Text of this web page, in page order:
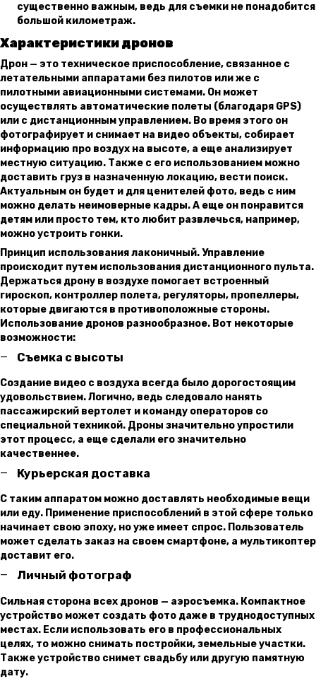
существенно важным, ведь для съемки не понадобится
большой километраж.
Характеристики дронов
Дрон — это техническое приспособление, связанное с
летательными аппаратами без пилотов или же с
пилотными авиационными системами. Он может
осуществлять автоматические полеты (благодаря GPS)
или с дистанционным управлением. Во время этого он
фотографирует и снимает на видео объекты, собирает
информацию про воздух на высоте, а еще анализирует
местную ситуацию. Также с его использованием можно
доставить груз в назначенную локацию, вести поиск.
Актуальным он будет и для ценителей фото, ведь с ним
можно делать неимоверные кадры. А еще он понравится
детям или просто тем, кто любит развлечься, например,
можно устроить гонки.
Принцип использования лаконичный. Управление
происходит путем использования дистанционного пульта.
Держаться дрону в воздухе помогает встроенный
гироскоп, контроллер полета, регуляторы, пропеллеры,
которые двигаются в противоположные стороны.
Использование дронов разнообразное. Вот некоторые
возможности:
Съемка с высоты
Создание видео с воздуха всегда было дорогостоящим
удовольствием. Логично, ведь следовало нанять
пассажирский вертолет и команду операторов со
специальной техникой. Дроны значительно упростили
этот процесс, а еще сделали его значительно
качественнее.
Курьерская доставка
С таким аппаратом можно доставлять необходимые вещи
или еду. Применение приспособлений в этой сфере только
начинает свою эпоху, но уже имеет спрос. Пользователь
может сделать заказ на своем смартфоне, а мультикоптер
доставит его.
Личный фотограф
Сильная сторона всех дронов — аэросъемка. Компактное
устройство может создать фото даже в труднодоступных
местах. Если использовать его в профессиональных
целях, то можно снимать постройки, земельные участки.
Также устройство снимет свадьбу или другую памятную
дату.